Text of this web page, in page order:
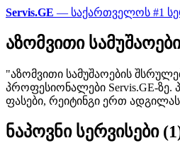
Servis.GE — საქართველოს #1
აზომვითი
"აზომვითი სამუშაოების
პროფესიონალები Servis.GE-
ფასები, რეიტინგი ერთ
ნაპოვნი სერვისები